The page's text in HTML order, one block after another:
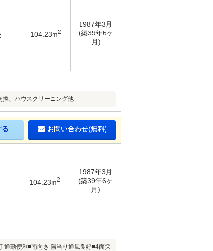
104.23m2
1987年3月
(築39年6ヶ
月)
、ハウスクリーニング他
る お問い合わせ(無料)
104.23m2
1987年3月
(築39年6ヶ
月)
通勤便利■南向き 陽当り通風良好■4面採